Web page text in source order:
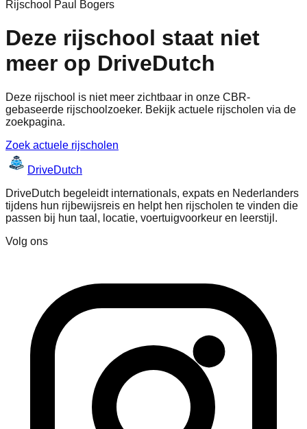
Rijschool Paul Bogers
Deze rijschool staat niet
meer op DriveDutch
Deze rijschool is niet meer zichtbaar in onze CBR-
gebaseerde rijschoolzoeker. Bekijk actuele rijscholen via de
zoekpagina.
Zoek actuele rijscholen
DriveDutch
DriveDutch begeleidt internationals, expats en Nederlanders
tijdens hun rijbewijsreis en helpt hen rijscholen te vinden die
passen bij hun taal, locatie, voertuigvoorkeur en leerstijl.
Volg ons